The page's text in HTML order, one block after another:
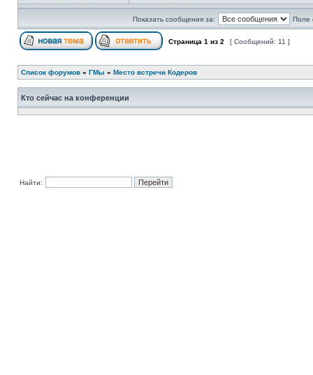
Показать сообщения за: Поле
Страница 1 из 2 [ Сообщений: 11 ]
Список форумов » ГМы » Место встречи Кодеров
Кто сейчас на конференции
Найти: